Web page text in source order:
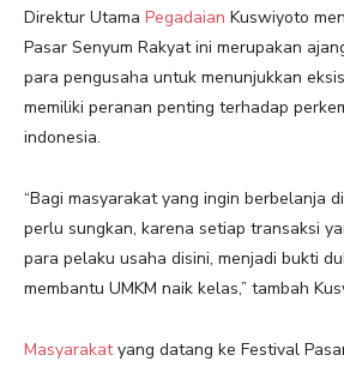
Direktur Utama Pegadaian Kuswiyoto
Pasar Senyum Rakyat ini merupakan
para pengusaha untuk menunjukkan
memiliki peranan penting terhadap
indonesia.
“Bagi masyarakat yang ingin berbelanja
perlu sungkan, karena setiap transaksi
para pelaku usaha disini, menjadi bukti
membantu UMKM naik kelas,” tambah
Masyarakatyang datang ke Festival